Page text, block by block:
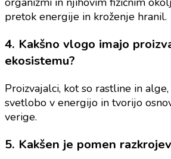
pretok energije in kroženje hranil.
4. Kakšno vlogo imajo
ekosistemu?
Proizvajalci, kot so rastline in
svetlobo v energijo in tvorijo
verige.
5. Kakšen je pomen